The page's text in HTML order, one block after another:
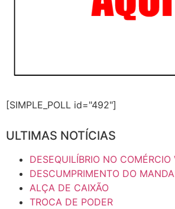
[SIMPLE_POLL id="492"]
ULTIMAS NOTÍCIAS
DESEQUILÍBRIO NO COMÉRCIO
DESCUMPRIMENTO DO
ALÇA DE CAIXÃO
TROCA DE PODER